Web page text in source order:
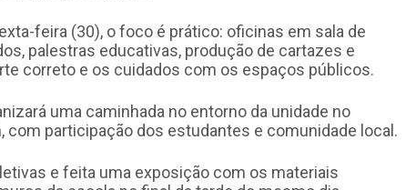
feira (30), o foco é prático: oficinas em sala de
palestras educativas, produção de cartazes e
correto e os cuidados com os espaços públicos.
uma caminhada no entorno da unidade no
com participação dos estudantes e comunidade local.
e feita uma exposição com os materiais